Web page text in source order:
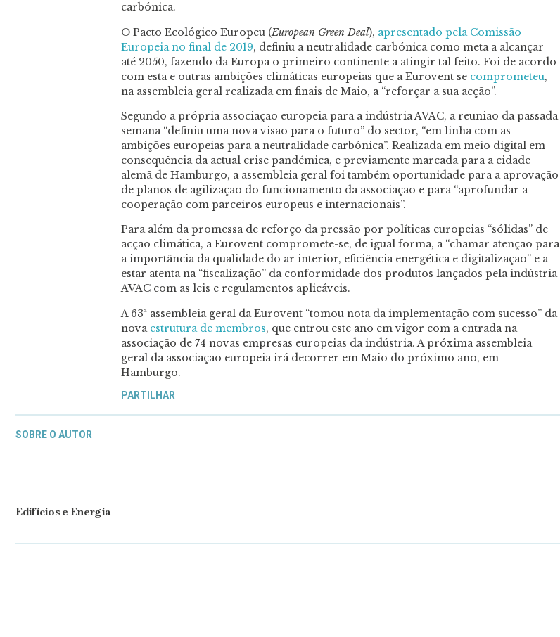
carbónica.
O Pacto Ecológico Europeu (European Green Deal), apresentado pela Comissão
Europeia no final de 2019, definiu a neutralidade carbónica como meta a alcançar
até 2050, fazendo da Europa o primeiro continente a atingir tal feito. Foi de acordo
com esta e outras ambições climáticas europeias que a Eurovent se comprometeu,
na assembleia geral realizada em finais de Maio, a “reforçar a sua acção”.
Segundo a própria associação europeia para a indústria AVAC, a reunião da passada
semana “definiu uma nova visão para o futuro” do sector, “em linha com as
ambições europeias para a neutralidade carbónica”. Realizada em meio digital em
consequência da actual crise pandémica, e previamente marcada para a cidade
alemã de Hamburgo, a assembleia geral foi também oportunidade para a aprovação
de planos de agilização do funcionamento da associação e para “aprofundar a
cooperação com parceiros europeus e internacionais”.
Para além da promessa de reforço da pressão por políticas europeias “sólidas” de
acção climática, a Eurovent compromete-se, de igual forma, a “chamar atenção para
a importância da qualidade do ar interior, eficiência energética e digitalização” e a
estar atenta na “fiscalização” da conformidade dos produtos lançados pela indústria
AVAC com as leis e regulamentos aplicáveis.
A 63ª assembleia geral da Eurovent “tomou nota da implementação com sucesso” da
nova estrutura de membros, que entrou este ano em vigor com a entrada na
associação de 74 novas empresas europeias da indústria. A próxima assembleia
geral da associação europeia irá decorrer em Maio do próximo ano, em
Hamburgo.
PARTILHAR
SOBRE O AUTOR
Edifícios e Energia